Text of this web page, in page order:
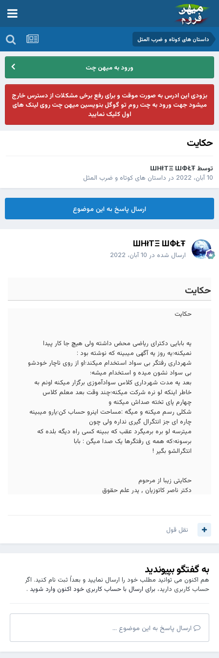
داستان های کوتاه و ضرب المثل
ورود به میهن چت
بزودی این ادرس به صورت موقت و برای رفع برخی مشکلات از دسترس خارج
میشود جهت ورود به چت روم تو گوگل بنویسین میهن چت روی لینک های
اول کلیک نمایید
حکایت
توسط ШHłTΞ ШФŁŦ
10 آبان، 2022
در داستان های کوتاه و ضرب المثل
ارسال پاسخ به این موضوع
ШHłTΞ ШФŁŦ
ارسال شده در 10 آبان، 2022
حکایت
حکایت
ﯾﻪ ﺑﺎﺑﺎﯾﯽ ﺩﮐﺘﺮﺍﯼ ﺭﯾﺎﺿﯽ ﻣﺤﺾ ﺩﺍﺷﺘﻪ ﻭﻟﯽ ﻫﯿﭻ ﺟﺎ ﮐﺎﺭ ﭘﯿﺪﺍ
ﻧﻤﯿﮑﻨﻪ؛ﯾﻪ ﺭﻭﺯ ﯾﻪ ﺁﮔﻬﯽ ﻣﯿﺒﯿﻨﻪ ﮐﻪ ﻧﻮﺷﺘﻪ ﺑﻮﺩ :
ﺷﻬﺮﺩﺍﺭﯼ ﺭﻓﺘﮕﺮ ﺑﯽ ﺳﻮﺍﺩ ﺍﺳﺘﺨﺪﺍﻡ ﻣﯿﮑﻨﺪ؛ﺍﻭ ﺍﺯ ﺭﻭﯼ ﻧﺎﭼﺎﺭ ﺧﻮﺩﺷﻮ
ﺑﯽ ﺳﻮﺍﺩ ﻧﺸﻮﻥ ﻣﯿﺪﻩ ﻭ ﺍﺳﺘﺨﺪﺍﻡ ﻣﯿﺸﻪ؛
ﺑﻌﺪ ﯾﻪ ﻣﺪﺕ ﺷﻬﺮﺩﺍﺭﯼ ﮐﻼﺱ ﺳﻮﺍﺩﺁﻣﻮﺯﯼ ﺑﺮﮔﺰﺍﺭ ﻣﯿﮑﻨﻪ ﺍﻭﻧﻢ ﺑﻪ
ﺧﺎﻃﺮ ﺍﯾﻨﮑﻪ ﻟﻮ ﻧﺮﻩ ﺷﺮﮐﺖ ﻣﯿﮑﻨﻪ؛ﭼﻨﺪ ﻭﻗﺖ ﺑﻌﺪ ﻣﻌﻠﻢ ﮐﻼﺱ
ﭼﻬﺎﺭﻡ ﭘﺎﯼ ﺗﺨﺘﻪ ﺻﺪﺍﺵ ﻣﯿﮑﻨﻪ ﻭ
ﺷﮑﻠﯽ ﺭﺳﻢ ﻣﯿﮑﻨﻪ ﻭ ﻣﯿﮕﻪ :ﻣﺴﺎﺣﺖ ﺍﯾﻨﺮﻭ ﺣﺴﺎﺏ ﮐﻦ؛ﯾﺎﺭﻭ ﻣﯿﺒﯿﻨﻪ
ﭼﺎﺭﻩ ﺍﯼ ﺟﺰ ﺍﻧﺘﮕﺮﺍﻝ ﮔﯿﺮﯼ ﻧﺪﺍﺭﻩ ﻭﻟﯽ ﭼﻮﻥ
ﻣﯿﺘﺮﺳﻪ ﻟﻮ ﺑﺮﻩ ﺑﺮﻣﯿﮕﺮﺩ ﻋﻘﺐ ﮐﻪ ﺑﺒﯿﻨﻪ ﮐﺴﯽ ﺭﺍﻩ ﺩﯾﮕﻪ ﺑﻠﺪﻩ ﮐﻪ
ﺑﺮﺳﻮﻧﻪ؛ﮐﻪ ﻫﻤﻪ ﯼ ﺭﻓﺘﮕﺮﻫﺎ ﯾﮏ ﺻﺪﺍ ﻣﯿﮕﻦ : ﺑﺎﺑﺎ
ﺍﻧﺘﮕﺮﺍﻟﺸﻮ ﺑﮕﯿﺮ !
ﺣﮑﺎﯾﺘﯽ ﺯﯾﺒﺎ ﺍﺯ ﻣﺮﺣﻮﻡ
ﺩﮐﺘﺮ ﻧﺎﺻﺮ ﮐﺎﺗﻮﺯﯾﺎﻥ , ﭘﺪﺭ ﻋﻠﻢ حقوق
نقل قول
به گفتگو بپیوندید
هم اکنون می توانید مطلب خود را ارسال نمایید و بعداً ثبت نام کنید. اگر
حساب کاربری دارید، برای ارسال با حساب کاربری خود اکنون وارد شوید.
ارسال پاسخ به این موضوع ...